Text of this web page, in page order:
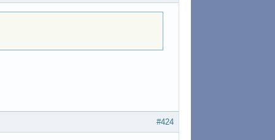
#424